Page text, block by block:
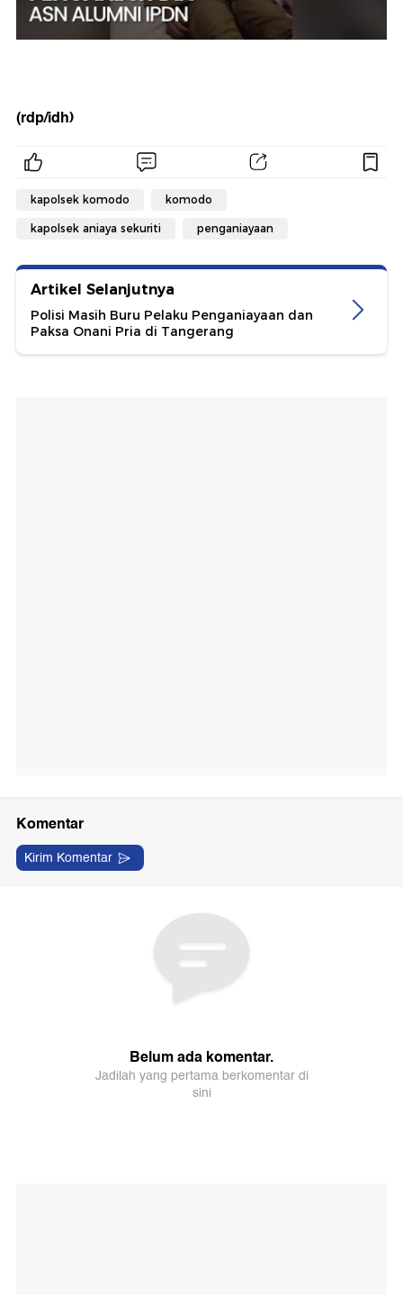
(rdp/idh)
kapolsek komodo komodo
kapolsek aniaya sekuriti penganiayaan
Artikel Selanjutnya
Polisi Masih Buru Pelaku Penganiayaan dan
Paksa Onani Pria di Tangerang